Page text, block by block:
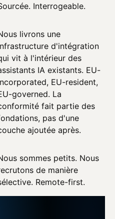
Interrogeable.
livrons une
d'intégration
vit à l'intérieur des
IA existants. EU-
EU-resident,
governed. La
fait partie des
pas d'une
ajoutée après.
sommes petits. Nous
de manière
Remote-first.